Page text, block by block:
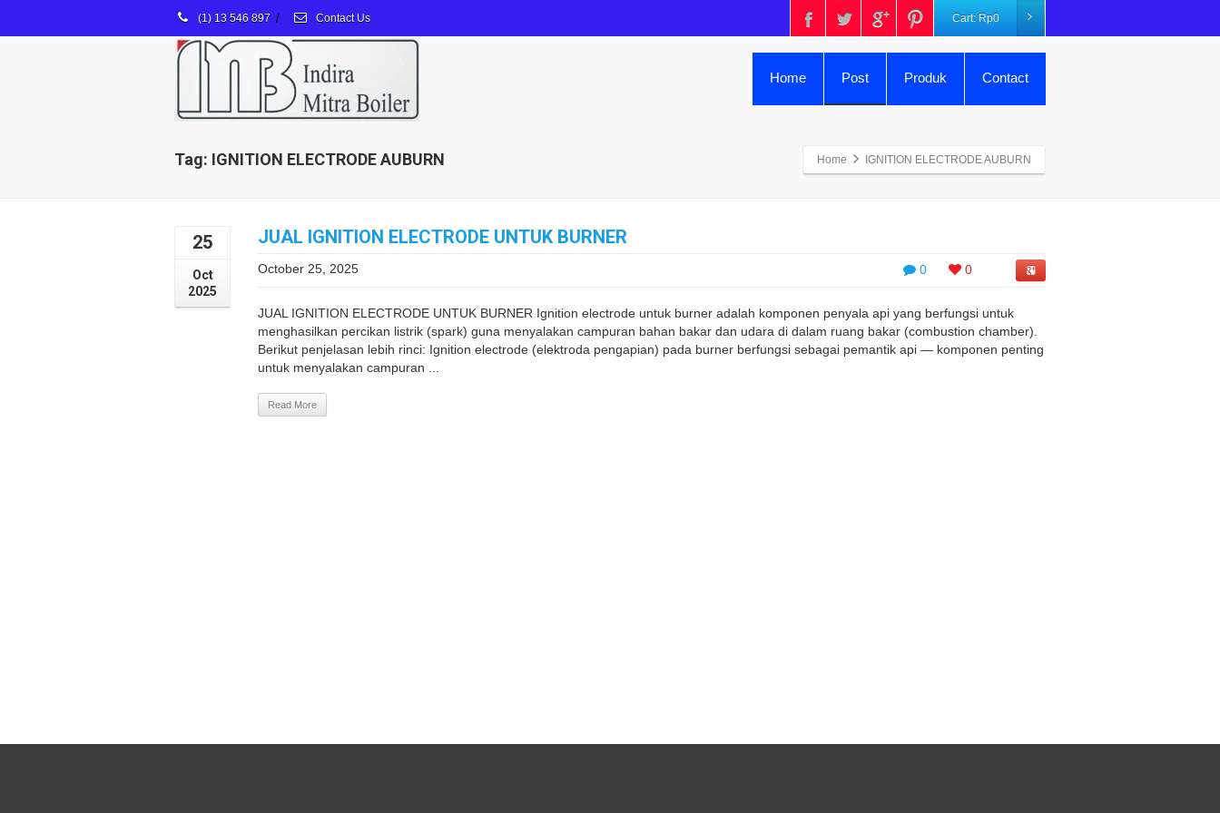
(1) 13 546 897 / Contact Us Cart: Rp0
Home Post Produk Contact
Tag: IGNITION ELECTRODE AUBURN Home IGNITION ELECTRODE AUBURN
25
Oct
2025
JUAL IGNITION ELECTRODE UNTUK BURNER
0 0
October 25, 2025
JUAL IGNITION ELECTRODE UNTUK BURNER Ignition electrode untuk burner adalah komponen penyala api yang berfungsi untuk
menghasilkan percikan listrik (spark) guna menyalakan campuran bahan bakar dan udara di dalam ruang bakar (combustion chamber).
Berikut penjelasan lebih rinci: Ignition electrode (elektroda pengapian) pada burner berfungsi sebagai pemantik api — komponen penting
untuk menyalakan campuran ...
Read More